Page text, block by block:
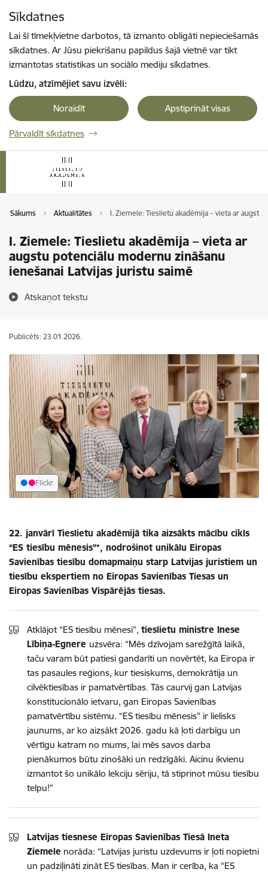
Sīkdatnes
Lai šī tīmekļvietne darbotos, tā izmanto obligāti nepieciešamās
sīkdatnes. Ar Jūsu piekrišanu papildus šajā vietnē var tikt
izmantotas statistikas un sociālo mediju sīkdatnes.
Lūdzu, atzīmējiet savu izvēli:
Noraidīt Apstiprināt visas
Pārvaldīt sīkdatnes
Sākums Aktualitātes I. Ziemele: Tieslietu akadēmija – vieta ar
I. Ziemele: Tieslietu akadēmija – vieta ar
augstu potenciālu modernu zināšanu
ienešanai Latvijas juristu saimē
Atskaņot tekstu
Publicēts: 23.01.2026.
Flickr
22. janvārī Tieslietu akadēmijā tika aizsākts mācību cikls
“ES tiesību mēnesis”*, nodrošinot unikālu Eiropas
Savienības tiesību domapmaiņu starp Latvijas juristiem un
tiesību ekspertiem no Eiropas Savienības Tiesas un
Eiropas Savienības Vispārējās tiesas.
Atklājot “ES tiesību mēnesi”, tieslietu ministre Inese
Lībiņa-Egnere uzsvēra: “Mēs dzīvojam sarežģītā laikā,
taču varam būt patiesi gandarīti un novērtēt, ka Eiropa ir
tas pasaules reģions, kur tiesiskums, demokrātija un
cilvēktiesības ir pamatvērtības. Tās caurvij gan Latvijas
konstitucionālo ietvaru, gan Eiropas Savienības
pamatvērtību sistēmu. “ES tiesību mēnesis” ir lielisks
jaunums, ar ko aizsākt 2026. gadu kā ļoti darbīgu un
vērtīgu katram no mums, lai mēs savos darba
pienākumos būtu zinošāki un redzīgāki. Aicinu ikvienu
izmantot šo unikālo lekciju sēriju, tā stiprinot mūsu tiesību
telpu!”
Latvijas tiesnese Eiropas Savienības Tiesā Ineta
Ziemele norāda: “Latvijas juristu uzdevums ir ļoti nopietni
un padziļināti zināt ES tiesības. Man ir cerība, ka “ES